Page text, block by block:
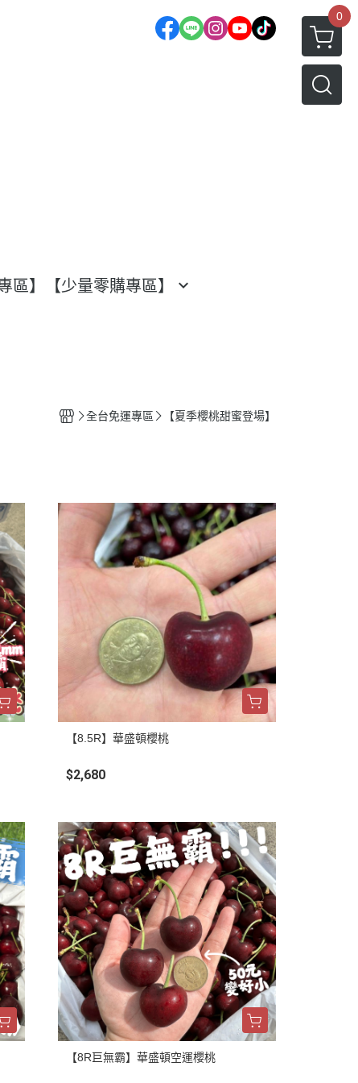
0
區】 【少量零購專區】
調味專區全台免運專區 【夏季櫻桃甜蜜登場】
【8.5R】華盛頓櫻桃
$2,680
【8R巨無霸】華盛頓空運櫻桃